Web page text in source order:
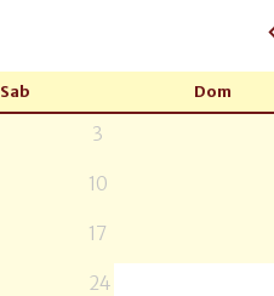
Sab Dom
3
10
17
24